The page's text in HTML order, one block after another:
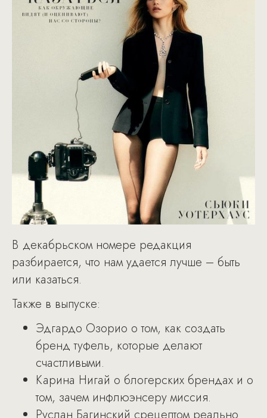
В декабрьском номере редакция
разбирается, что нам удается лучше – быть
или казаться.
Также в выпуске:
Эдгардо Озорио о том, как создать
бренд туфель, которые делают
счастливыми.
Карина Нигай о блогерских брендах и о
том, зачем инфлюэнсеру миссия.
Руслан Багинский срецептом реально